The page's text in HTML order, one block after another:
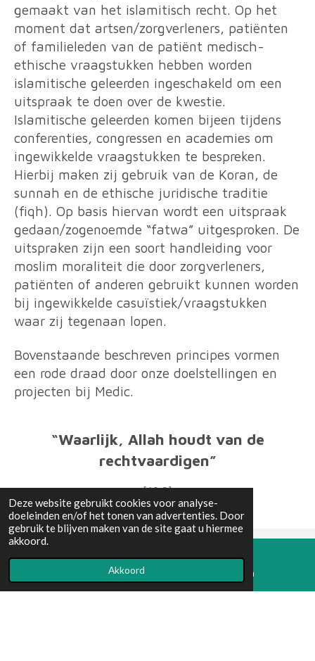
Deze website gebruikt cookies voor analyse-
doeleinden en/of het tonen van advertenties. Door
gebruik te blijven maken van de site gaat u hiermee
akkoord.
Akkoord
gemaakt van het islamitisch recht. Op het
moment dat artsen/zorgverleners, patiënten
of familieleden van de patiënt medisch-
ethische vraagstukken hebben worden
islamitische geleerden ingeschakeld om een
uitspraak te doen over de kwestie.
Islamitische geleerden komen bijeen tijdens
conferenties, congressen en academies om
ingewikkelde vraagstukken te bespreken.
Hierbij maken zij gebruik van de Koran, de
sunnah en de ethische juridische traditie
(fiqh). Op basis hiervan wordt een uitspraak
gedaan/zogenoemde “fatwa” uitgesproken. De
uitspraken zijn een soort handleiding voor
moslim moraliteit die door zorgverleners,
patiënten of anderen gebruikt kunnen worden
bij ingewikkelde casuïstiek/vraagstukken
waar zij tegenaan lopen.
Bovenstaande beschreven principes vormen
een rode draad door onze doelstellingen en
projecten bij Medic.
“Waarlijk, Allah houdt van de
rechtvaardigen”
[60:8]
Powered byJouwWeb
Instagram